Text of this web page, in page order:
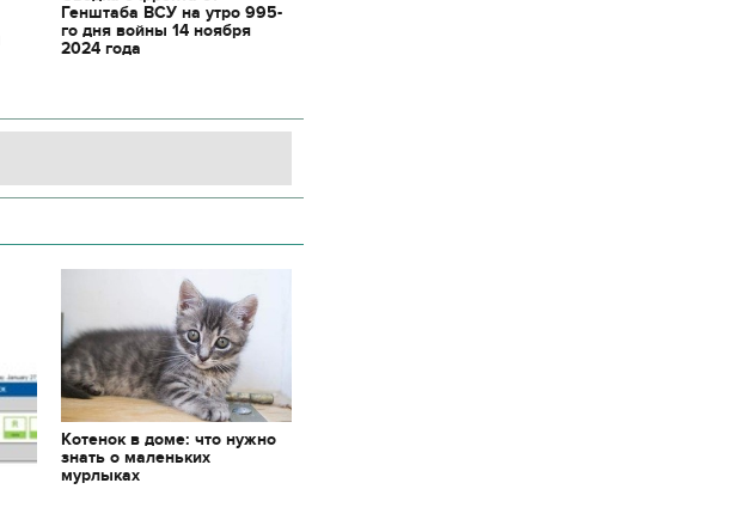
Генштаба ВСУ на утро 995-
го дня войны 14 ноября
2024 года
Котенок в доме: что нужно
знать о маленьких
мурлыках